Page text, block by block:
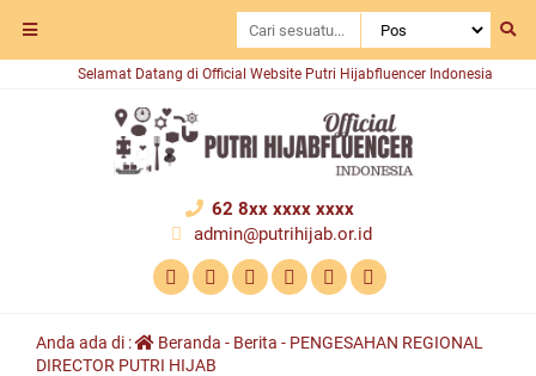
Selamat Datang di Official Website Putri Hijabfluencer Indonesia
62 8xx xxxx xxxx
admin@putrihijab.or.id
Anda ada di : Beranda - Berita - PENGESAHAN REGIONAL
DIRECTOR PUTRI HIJAB